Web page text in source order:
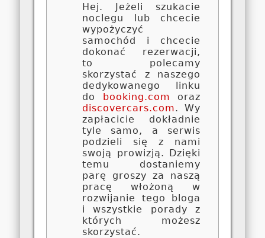
Hej. Jeżeli szukacie
noclegu lub chcecie
wypożyczyć
samochód i chcecie
dokonać rezerwacji,
to polecamy
skorzystać z naszego
dedykowanego linku
do booking.com oraz
discovercars.com. Wy
zapłacicie dokładnie
tyle samo, a serwis
podzieli się z nami
swoją prowizją. Dzięki
temu dostaniemy
parę groszy za naszą
pracę włożoną w
rozwijanie tego bloga
i wszystkie porady z
których możesz
skorzystać.